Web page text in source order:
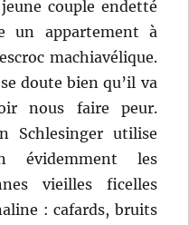
couple endetté
un appartement à
machiavélique.
doute bien qu’il va
nous faire peur.
Schlesinger utilise
évidemment les
vieilles ficelles
: cafards, bruits